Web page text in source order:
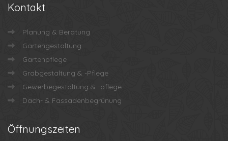
Kontakt
Planung & Beratung
Gartengestaltung
Gartenpflege
Grabgestaltung & -Pflege
Gewerbegestaltung & -pflege
Dach- & Fassadenbegrünung
Öffnungszeiten